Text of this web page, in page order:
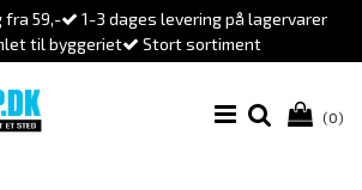
fra 59,-
1-3 dages levering på lagervarer
til byggeriet
Stort sortiment
(0)